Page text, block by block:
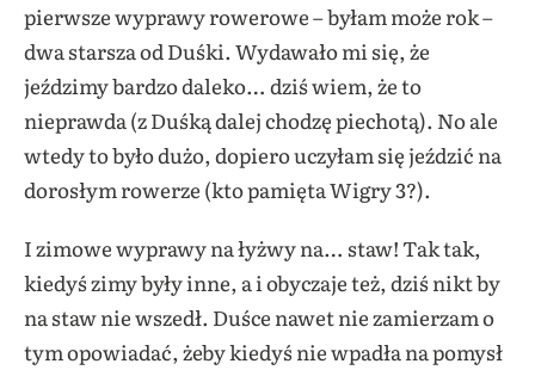
pierwsze wyprawy rowerowe – byłam może rok –
dwa starsza od Duśki. Wydawało mi się, że
jeździmy bardzo daleko… dziś wiem, że to
nieprawda (z Duśką dalej chodzę piechotą). No ale
wtedy to było dużo, dopiero uczyłam się jeździć na
dorosłym rowerze (kto pamięta Wigry 3?).
I zimowe wyprawy na łyżwy na… staw! Tak tak,
kiedyś zimy były inne, a i obyczaje też, dziś nikt by
na staw nie wszedł. Duśce nawet nie zamierzam o
tym opowiadać, żeby kiedyś nie wpadła na pomysł